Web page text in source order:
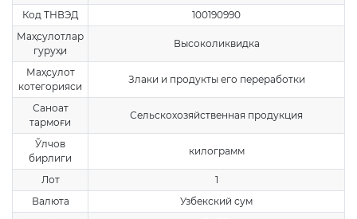
Код ТНВЭД
100190990
Маҳсулотлар
гуруҳи
Высоколиквидка
Маҳсулот
котегорияси
Злаки и продукты его переработки
Саноат
тармоғи
Сельскохозяйственная продукция
Ўлчов
бирлиги
килограмм
Лот
1
Валюта
Узбекский сум